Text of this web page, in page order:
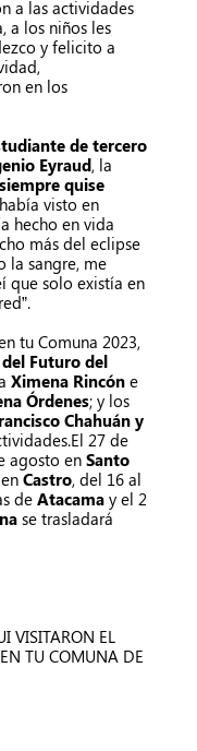
a las actividades
a los niños les
y felicito a
en los
de tercero
Eyraud, la
siempre quise
visto en
hecho en vida
más del eclipse
la sangre, me
que solo existía en
tu Comuna 2023,
Futuro del
Ximena Rincón e
Órdenes; y los
Chahuán y
El 27 de
agosto enSanto
Castro, del 16 al
de Atacama y el 2
se trasladará